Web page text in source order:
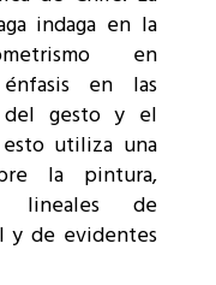
indaga en la
en
énfasis en las
del gesto y el
utiliza una
la pintura,
lineales de
y de evidentes